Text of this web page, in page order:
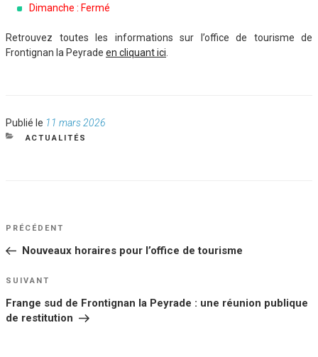
Dimanche : Fermé
Retrouvez toutes les informations sur l’office de tourisme de
Frontignan la Peyrade en cliquant ici
Publié le Publié
le
11 mars 2026
CATÉGORIES
ACTUALITÉS
NAVIGATION
DE
Article
PRÉCÉDENT
Nouveaux horaires pour l’office de tourisme
Article
SUIVANT
Frange sud de Frontignan la Peyrade : une réunion publique
de restitution